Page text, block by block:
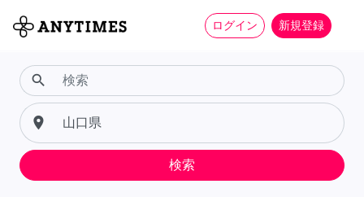
ログイン 新規登録
search
place
検索